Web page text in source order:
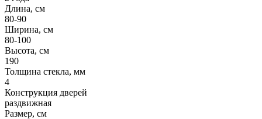
Длина, см
80-90
Ширина, см
80-100
Высота, см
190
Толщина стекла, мм
4
Конструкция дверей
раздвижная
Размер, см